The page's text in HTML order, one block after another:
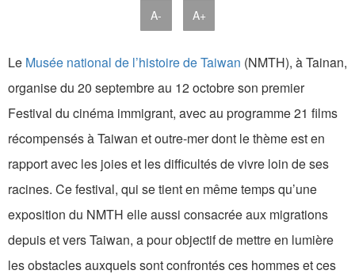
A-
A+
Le Musée national de l’histoire de Taiwan (NMTH), à Tainan,
organise du 20 septembre au 12 octobre son premier
Festival du cinéma immigrant, avec au programme 21 films
récompensés à Taiwan et outre-mer dont le thème est en
rapport avec les joies et les difficultés de vivre loin de ses
racines. Ce festival, qui se tient en même temps qu’une
exposition du NMTH elle aussi consacrée aux migrations
depuis et vers Taiwan, a pour objectif de mettre en lumière
les obstacles auxquels sont confrontés ces hommes et ces